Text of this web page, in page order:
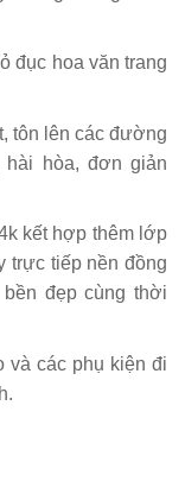
đục hoa văn trang
tôn lên các đường
hài hòa, đơn giản
kết hợp thêm lớp
trực tiếp nền đồng
đẹp cùng thời
và các phụ kiện đi